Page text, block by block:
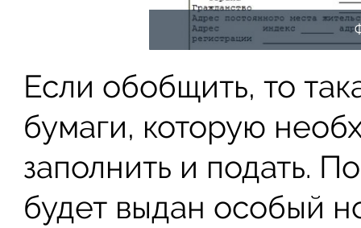
Если обобщить, то
бумаги, которую
заполнить и подать.
будет выдан особый